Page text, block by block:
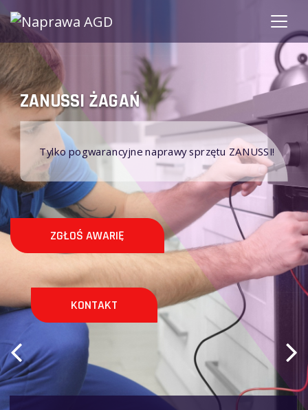
sprzętu ZANUSSI!
ŻAGAŃ ZANUSSI
Nie naprawiamy sprzętu
gwarancji!
ZGŁOŚ AWARIĘ
KONTAKT